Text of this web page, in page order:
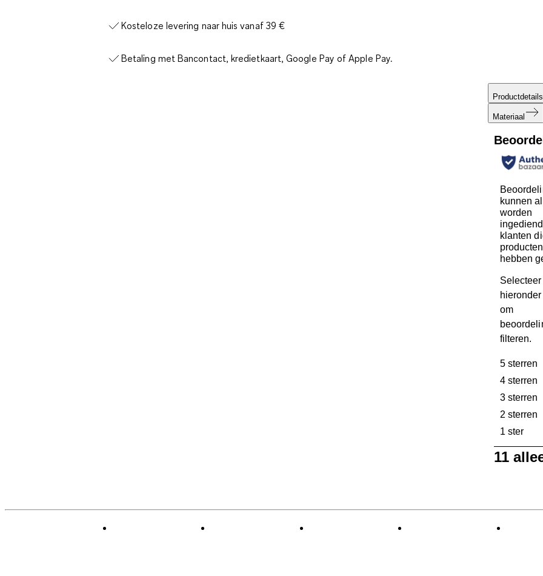
Kosteloze levering naar huis vanaf 39 €
Betaling met Bancontact, kredietkaart, Google Pay of Apple Pay.
Productdetails
Materiaal
kunnen
worden
klanten
producten
hebben
Selecteer
om
filteren.
5 sterren
4 sterren
3 sterren
2 sterren
1 ster
11
11